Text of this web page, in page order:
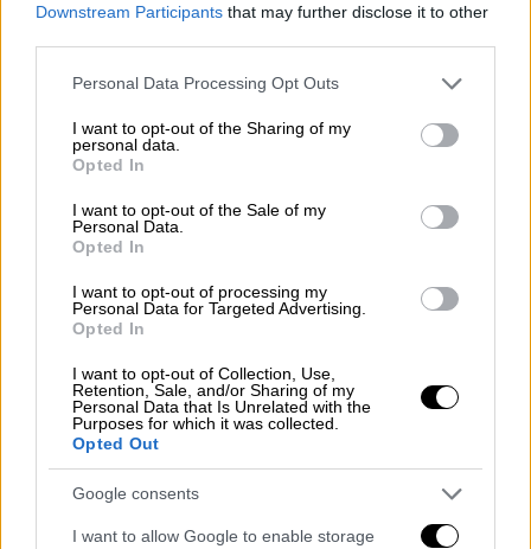
Downstream Participants that may further disclose it to other
Please note that this website/app uses one or more Google
not limited to your visit or usage behaviour. You may click to
grant or deny consent to Google and its third-party tags to
use your data for below specified purposes in below Google
consent section.
Personal Data Processing Opt Outs
I want to opt-out of the Sharing of my
personal data.
Opted In
I want to opt-out of the Sale of my
Personal Data.
Opted In
I want to opt-out of processing my
Personal Data for Targeted Advertising.
Opted In
I want to opt-out of Collection, Use,
Retention, Sale, and/or Sharing of my
Personal Data that Is Unrelated with the
Purposes for which it was collected.
Opted Out
Google consents
I want to allow Google to enable storage
Αθλητισμός|10.08.2026 14:17
Προκρίθηκε στον τελικό του
Ευρωπαϊκού Πρωταθλήματος Στίβου ο
Τεντόγλου - «Πέταξε» στα 8.26μ
Πήρε εύκολα το εισιτήριο